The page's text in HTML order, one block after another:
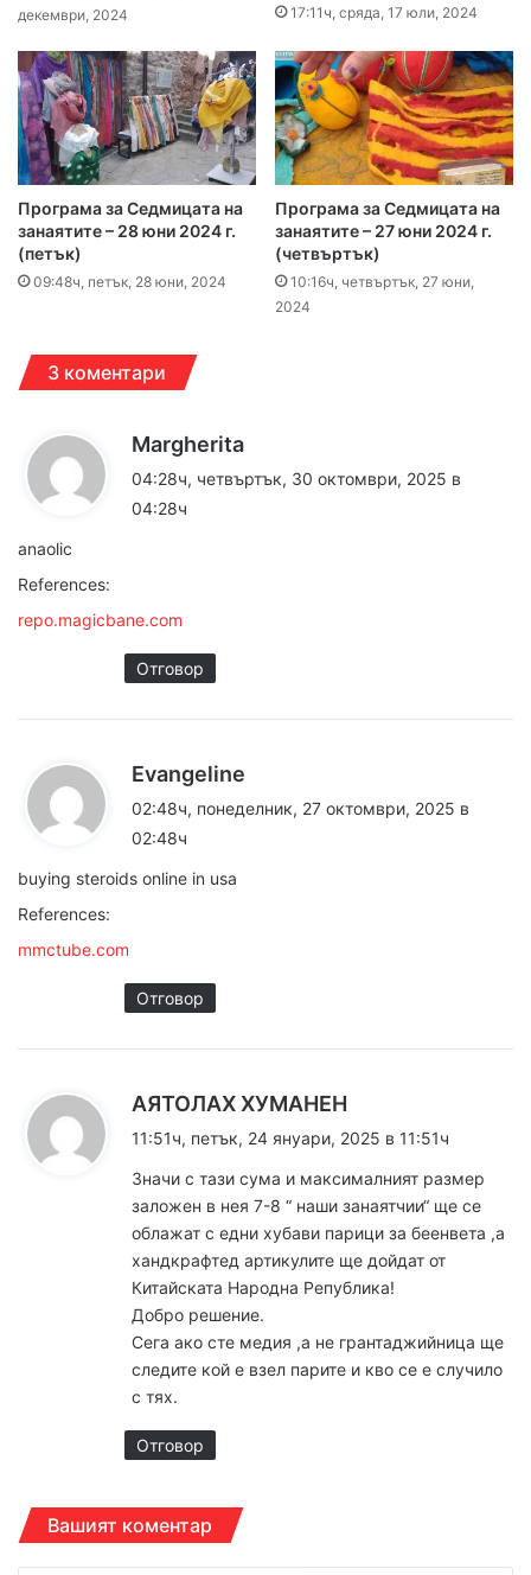
декември, 2024
17:11ч, сряда, 17 юли, 2024
Програма за Седмицата на
занаятите – 28 юни 2024 г.
(петък)
09:48ч, петък, 28 юни, 2024
Програма за Седмицата на
занаятите – 27 юни 2024 г.
(четвъртък)
10:16ч, четвъртък, 27 юни,
2024
3 коментари
Margherita
04:28ч, четвъртък, 30 октомври, 2025 в
04:28ч
anaolic
References:
repo.magicbane.com
Отговор
Evangeline
02:48ч, понеделник, 27 октомври, 2025 в
02:48ч
buying steroids online in usa
References:
mmctube.com
Отговор
АЯТОЛАХ ХУМАНЕН
а
а
:
11:51ч, петък, 24 януари, 2025 в 11:51ч
Значи с тази сума и максималният размер
заложен в нея 7-8 “ наши занаятчии“ ще се
облажат с едни хубави парици за беенвета ,а
хандкрафтед артикулите ще дойдат от
Китайската Народна Република!
Добро решение.
Сега ако сте медия ,а не грантаджийница ще
следите кой е взел парите и кво се е случило
с тях.
Отговор
Вашият коментар